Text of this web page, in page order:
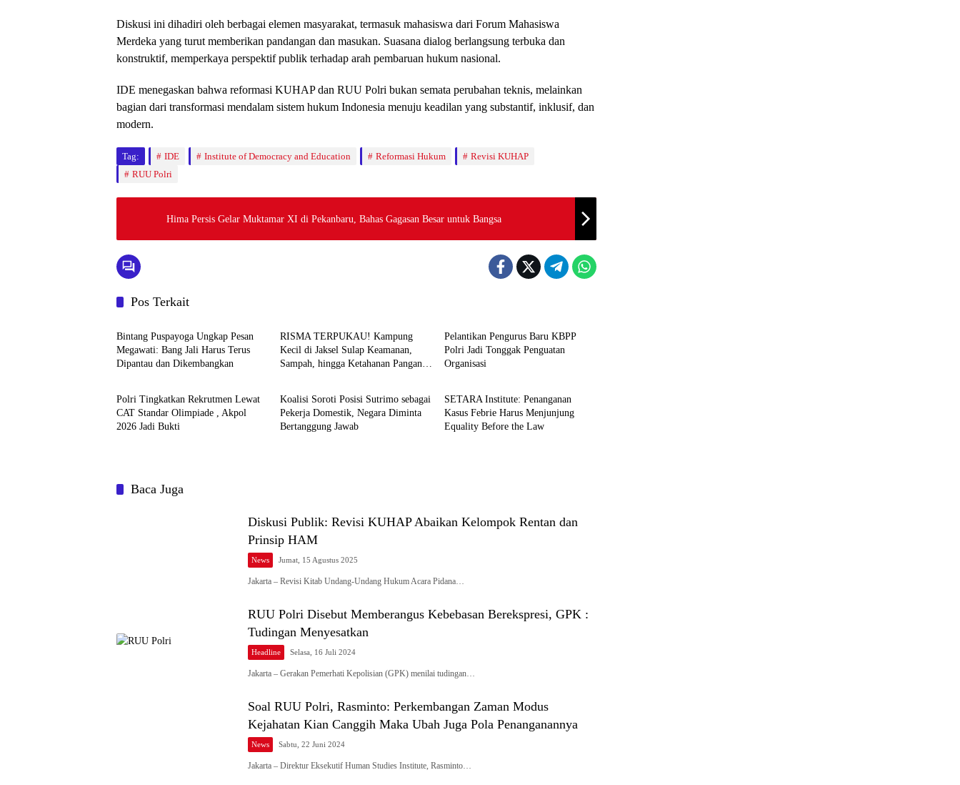
Diskusi ini dihadiri oleh berbagai elemen masyarakat, termasuk mahasiswa dari Forum Mahasiswa
Merdeka yang turut memberikan pandangan dan masukan. Suasana dialog berlangsung terbuka dan
konstruktif, memperkaya perspektif publik terhadap arah pembaruan hukum nasional.
IDE menegaskan bahwa reformasi KUHAP dan RUU Polri bukan semata perubahan teknis, melainkan
bagian dari transformasi mendalam sistem hukum Indonesia menuju keadilan yang substantif, inklusif, dan
modern.
Tag: IDE Institute of Democracy and Education Reformasi Hukum
Revisi KUHAP
RUU Polri
Hima Persis Gelar Muktamar XI di Pekanbaru, Bahas Gagasan Besar untuk Bangsa
Pos Terkait
News
Bintang Puspayoga Ungkap Pesan
Megawati: Bang Jali Harus Terus
Dipantau dan Dikembangkan
RISMA TERPUKAU! Kampung
Kecil di Jaksel Sulap Keamanan,
Sampah, hingga Ketahanan Pangan
Pelantikan Pengurus Baru KBPP
Polri Jadi Tonggak Penguatan
Organisasi
News
Polri Tingkatkan Rekrutmen Lewat
CAT Standar Olimpiade , Akpol
2026 Jadi Bukti
News
Koalisi Soroti Posisi Sutrimo sebagai
Pekerja Domestik, Negara Diminta
Bertanggung Jawab
News
SETARA Institute: Penanganan
Kasus Febrie Harus Menjunjung
Equality Before the Law
Baca Juga
Diskusi Publik: Revisi KUHAP Abaikan Kelompok Rentan dan
Prinsip HAM
News Jumat, 15 Agustus 2025
Jakarta – Revisi Kitab Undang-Undang Hukum Acara Pidana…
RUU Polri Disebut Memberangus Kebebasan Berekspresi, GPK :
Tudingan Menyesatkan
Headline Selasa, 16 Juli 2024
Jakarta – Gerakan Pemerhati Kepolisian (GPK) menilai tudingan…
Soal RUU Polri, Rasminto: Perkembangan Zaman Modus
Kejahatan Kian Canggih Maka Ubah Juga Pola Penanganannya
News Sabtu, 22 Juni 2024
Jakarta – Direktur Eksekutif Human Studies Institute, Rasminto…